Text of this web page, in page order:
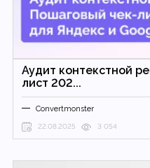
Аудит контекстной
лист 202...
Convertmonster
22.08.2025 3 054